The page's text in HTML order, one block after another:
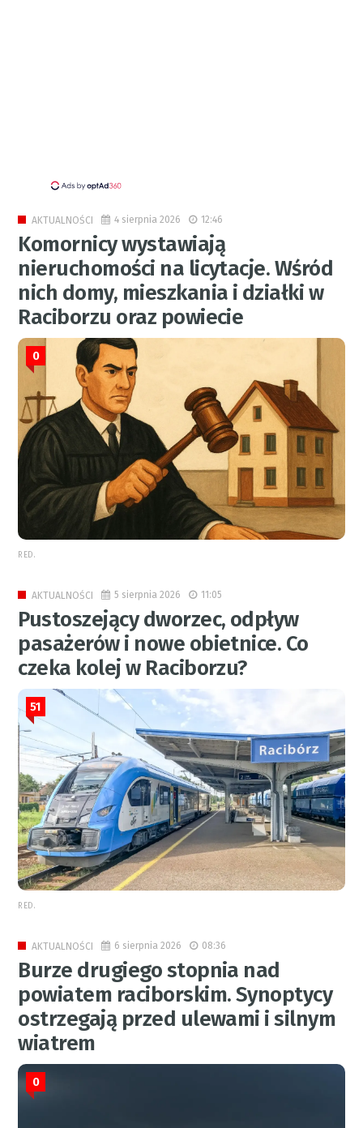
AKTUALNOŚCI 4 sierpnia 2026 12:46
Komornicy wystawiają
nieruchomości na licytacje. Wśród
nich domy, mieszkania i działki w
Raciborzu oraz powiecie
0
RED.
AKTUALNOŚCI 5 sierpnia 2026 11:05
Pustoszejący dworzec, odpływ
pasażerów i nowe obietnice. Co
czeka kolej w Raciborzu?
51
RED.
AKTUALNOŚCI 6 sierpnia 2026 08:36
Burze drugiego stopnia nad
powiatem raciborskim. Synoptycy
ostrzegają przed ulewami i silnym
wiatrem
0